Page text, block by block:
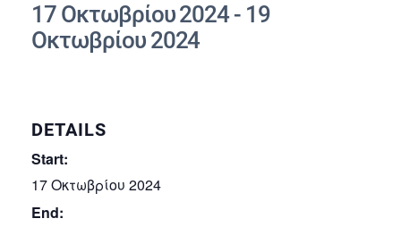
17 Οκτωβρίου 2024 - 19
Οκτωβρίου 2024
DETAILS
Start:
17 Οκτωβρίου 2024
End: